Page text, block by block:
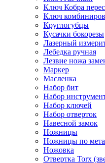
Ключ Кобра
Ключ
Круглогубцы
Кусачки бокорезы
Лазерный
Лебедка ручная
Лезвие ножа
Маркер
Масленка
Набор бит
Набор
Набор ключей
Набор отверток
Навесной замок
Ножницы
Ножницы по
Ножовка
Отвертка Torx